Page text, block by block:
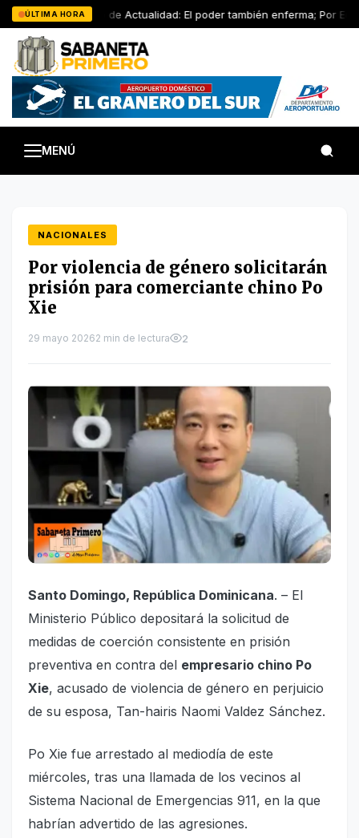
Saltar
al
contenido
ÚLTIMA HORAArtículo de Actualidad: El poder también enferma; Por
MENÚ
NACIONALES
Por violencia de género solicitarán
prisión para comerciante chino Po
Xie
29 mayo 20262 min de lectura 2
Santo Domingo, República Dominicana. – El
Ministerio Público depositará la solicitud de
medidas de coerción consistente en prisión
preventiva en contra del empresario chino Po
Xie, acusado de violencia de género en perjuicio
de su esposa, Tan-hairis Naomi Valdez Sánchez.
Po Xie fue arrestado al mediodía de este
miércoles, tras una llamada de los vecinos al
Sistema Nacional de Emergencias 911, en la que
habrían advertido de las agresiones.